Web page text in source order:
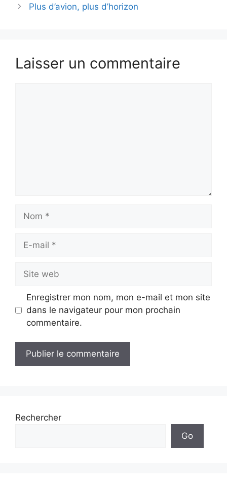
Plus d’avion, plus d’horizon
Laisser un commentaire
mail
web
Enregistrer mon nom, mon e-mail et mon site
dans le navigateur pour mon prochain
commentaire.
Rechercher
Go